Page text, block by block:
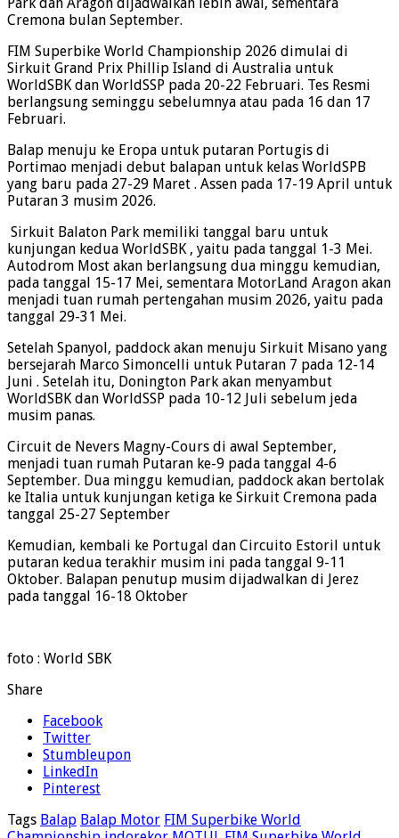
Park dan Aragon dijadwalkan lebih awal, sementara
Cremona bulan September.
FIM Superbike World Championship 2026 dimulai di
Sirkuit Grand Prix Phillip Island di Australia untuk
WorldSBK dan WorldSSP pada 20-22 Februari. Tes Resmi
berlangsung seminggu sebelumnya atau pada 16 dan 17
Februari.
Balap menuju ke Eropa untuk putaran Portugis di
Portimao menjadi debut balapan untuk kelas WorldSPB
yang baru pada 27-29 Maret . Assen pada 17-19 April untuk
Putaran 3 musim 2026.
Sirkuit Balaton Park memiliki tanggal baru untuk
kunjungan kedua WorldSBK , yaitu pada tanggal 1-3 Mei.
Autodrom Most akan berlangsung dua minggu kemudian,
pada tanggal 15-17 Mei, sementara MotorLand Aragon akan
menjadi tuan rumah pertengahan musim 2026, yaitu pada
tanggal 29-31 Mei.
Setelah Spanyol, paddock akan menuju Sirkuit Misano yang
bersejarah Marco Simoncelli untuk Putaran 7 pada 12-14
Juni . Setelah itu, Donington Park akan menyambut
WorldSBK dan WorldSSP pada 10-12 Juli sebelum jeda
musim panas.
Circuit de Nevers Magny-Cours di awal September,
menjadi tuan rumah Putaran ke-9 pada tanggal 4-6
September. Dua minggu kemudian, paddock akan bertolak
ke Italia untuk kunjungan ketiga ke Sirkuit Cremona pada
tanggal 25-27 September
Kemudian, kembali ke Portugal dan Circuito Estoril untuk
putaran kedua terakhir musim ini pada tanggal 9-11
Oktober. Balapan penutup musim dijadwalkan di Jerez
pada tanggal 16-18 Oktober
foto : World SBK
Share
Facebook
Twitter
Stumbleupon
LinkedIn
Pinterest
Tags Balap Balap Motor FIM Superbike World